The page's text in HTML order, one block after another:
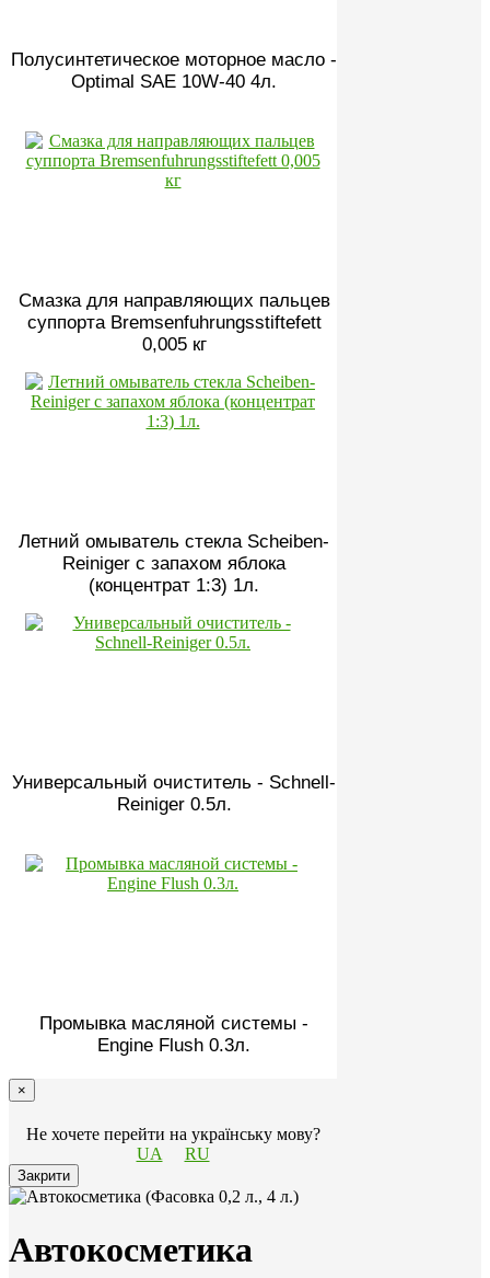
Полусинтетическое моторное масло -
Optimal SAE 10W-40 4л.
Смазка для направляющих пальцев
суппорта Bremsenfuhrungsstiftefett
0,005 кг
Летний омыватель стекла Scheiben-
Reiniger с запахом яблока
(концентрат 1:3) 1л.
Универсальный очиститель - Schnell-
Reiniger 0.5л.
Промывка масляной системы -
Engine Flush 0.3л.
×
Не хочете перейти на українську мову?
UA
RU
Закрити
Автокосметика